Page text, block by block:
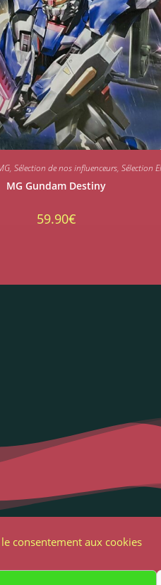
consentement aux cookies
,Sélection de nos influenceurs,Sélection
MG Gundam Destiny
59.90€
85